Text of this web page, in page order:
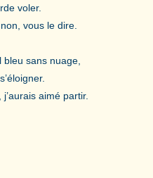
voler.
vous le dire.
sans nuage,
aimé partir.